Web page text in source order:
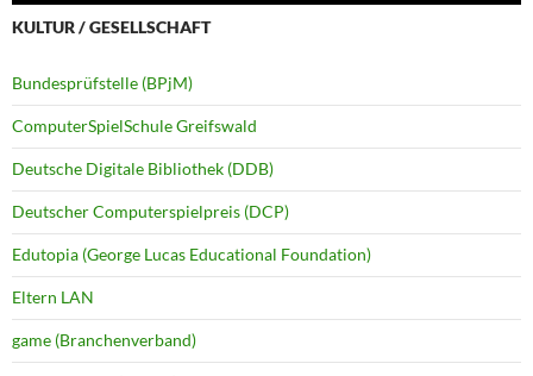
KULTUR / GESELLSCHAFT
Bundesprüfstelle (BPjM)
ComputerSpielSchule Greifswald
Deutsche Digitale Bibliothek (DDB)
Deutscher Computerspielpreis (DCP)
Edutopia (George Lucas Educational Foundation)
Eltern LAN
game (Branchenverband)